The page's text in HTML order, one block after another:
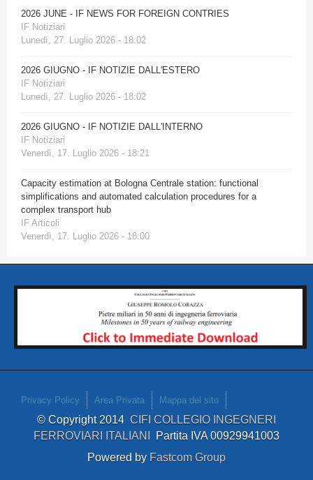
2026 JUNE - IF NEWS FOR FOREIGN CONTRIES
IF Notiziari
Lunedì, 27. Luglio 2026 - 18:02
2026 GIUGNO - IF NOTIZIE DALL'ESTERO
IF Notiziari
Lunedì, 27. Luglio 2026 - 18:02
2026 GIUGNO - IF NOTIZIE DALL'INTERNO
IF Notiziari
Venerdì, 17. Luglio 2026 - 18:21
Capacity estimation at Bologna Centrale station: functional
simplifications and automated calculation procedures for a
complex transport hub
IF Articoli
Venerdì, 17. Luglio 2026 - 18:00
Privacy Policy Area Privata Mappa del sito
© Copyright 2014 CIFI COLLEGIO INGEGNERI
FERROVIARI ITALIANI Partita IVA 00929941003
Powered by Fastcom Group